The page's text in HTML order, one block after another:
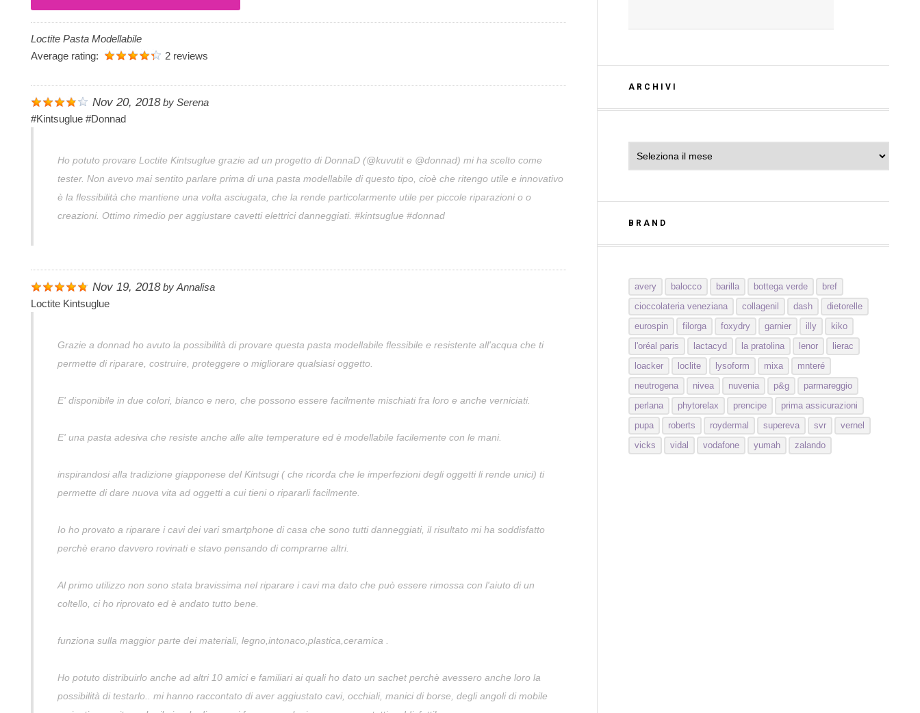
Loctite Pasta Modellabile
Average rating:
2 reviews
Nov 20, 2018by Serena
#kintsuglue #donnad
Ho potuto provare Loctite Kintsuglue grazie ad un progetto di DonnaD (@kuvutit e @donnad) mi ha scelto come
tester. Non avevo mai sentito parlare prima di una pasta modellabile di questo tipo, cioè che ritengo utile e innovativo
è la flessibilità che mantiene una volta asciugata, che la rende particolarmente utile per piccole riparazioni o o
creazioni. Ottimo rimedio per aggiustare cavetti elettrici danneggiati. #kintsuglue #donnad
Nov 19, 2018byAnnalisa
Loctite Kintsuglue
Grazie a donnad ho avuto la possibilità di provare questa pasta modellabile flessibile e resistente all'acqua che ti
permette di riparare, costruire, proteggere o migliorare qualsiasi oggetto.
E' disponibile in due colori, bianco e nero, che possono essere facilmente mischiati fra loro e anche verniciati.
E' una pasta adesiva che resiste anche alle alte temperature ed è modellabile facilemente con le mani.
inspirandosi alla tradizione giapponese del Kintsugi ( che ricorda che le imperfezioni degli oggetti li rende unici) ti
permette di dare nuova vita ad oggetti a cui tieni o ripararli facilmente.
Io ho provato a riparare i cavi dei vari smartphone di casa che sono tutti danneggiati, il risultato mi ha soddisfatto
perchè erano davvero rovinati e stavo pensando di comprarne altri.
Al primo utilizzo non sono stata bravissima nel riparare i cavi ma dato che può essere rimossa con l'aiuto di un
coltello, ci ho riprovato ed è andato tutto bene.
funziona sulla maggior parte dei materiali, legno,intonaco,plastica,ceramica .
Ho potuto distribuirlo anche ad altri 10 amici e familiari ai quali ho dato un sachet perchè avessero anche loro la
possibilità di testarlo.. mi hanno raccontato di aver aggiustato cavi, occhiali, manici di borse, degli angoli di mobile
ARCHIVI
BRAND
avery balocco barilla bottega verde
bref
cioccolateria veneziana
collagenil dash
dietorelle
eurospin
filorga foxydry garnier illy
kiko
l'oréal paris
lactacyd la pratolina lenor
lierac
loacker
loclite lysoform mixa
mnteré
neutrogena
nivea nuvenia p&g
parmareggio
perlana
phytorelax prencipe
prima assicurazioni
pupa
roberts roydermal supereva svr
vernel
vicks
vidal vodafone yumah zalando